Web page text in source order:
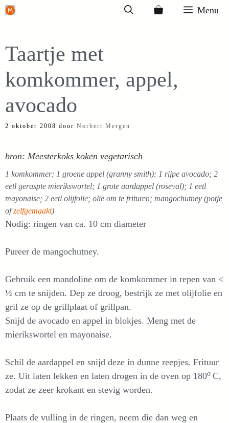
Ga
inhoud
Menu
Taartje met
komkommer, appel,
avocado
2 oktober 2008 door Norbert Mergen
bron: Meesterkoks koken vegetarisch
1 komkommer; 1 groene appel (granny smith); 1 rijpe avocado; 2
eetl geraspte mierikswortel; 1 grote aardappel (roseval); 1 eetl
mayonaise; 2 eetl olijfolie; olie om te frituren; mangochutney (potje
ofzelfgemaakt)
Nodig: ringen van ca. 10 cm diameter
Pureer de mangochutney.
Gebruik een mandoline om de komkommer in repen van <
½ cm te snijden. Dep ze droog, bestrijk ze met olijfolie en
gril ze op de grillplaat of grillpan.
Snijd de avocado en appel in blokjes. Meng met de
mierikswortel en mayonaise.
Schil de aardappel en snijd deze in dunne reepjes. Frituur
ze. Uit laten lekken en laten drogen in de oven op 180o C,
zodat ze zeer krokant en stevig worden.
Plaats de vulling in de ringen, neem die dan weg en